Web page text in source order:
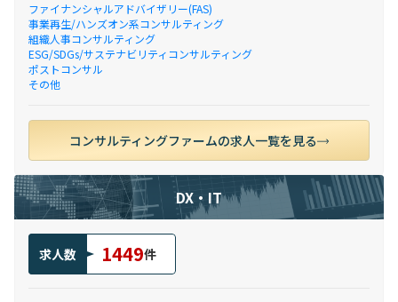
ファイナンシャルアドバイザリー(FAS)
事業再生/ハンズオン系コンサルティング
組織人事コンサルティング
ESG/SDGs/サステナビリティコンサルティング
ポストコンサル
その他
コンサルティングファームの求人一覧を見る
DX・IT
求人数 1449件